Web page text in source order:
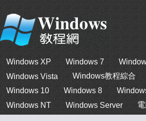
Windows XP Windows 7
Windows Vista
Windows教程綜合
Windows 10
Windows 8
Windows NT
Windows Server